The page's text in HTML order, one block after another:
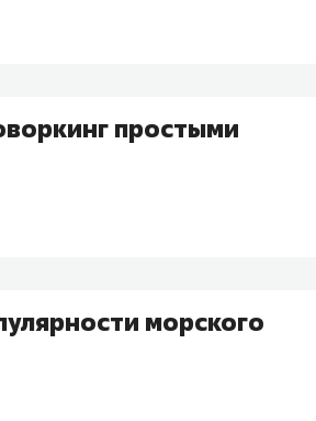
простыми
морского